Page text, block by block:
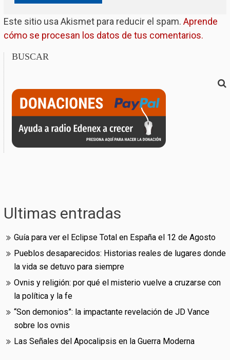
Este sitio usa Akismet para reducir el spam. Aprende
cómo se procesan los datos de tus comentarios.
BUSCAR
Ultimas entradas
Guía para ver el Eclipse Total en España el 12 de Agosto
Pueblos desaparecidos: Historias reales de lugares donde
la vida se detuvo para siempre
Ovnis y religión: por qué el misterio vuelve a cruzarse con
la política y la fe
“Son demonios”: la impactante revelación de JD Vance
sobre los ovnis
Las Señales del Apocalipsis en la Guerra Moderna